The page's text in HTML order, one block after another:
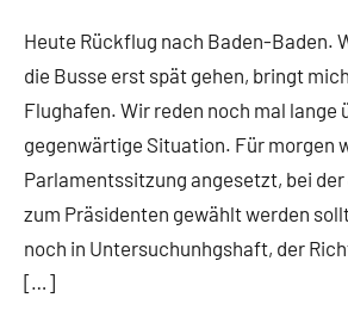
Heute Rückflug nach Baden-Baden.
die Busse erst spät gehen, bringt
Flughafen. Wir reden noch mal lange
gegenwärtige Situation. Für morgen
Parlamentssitzung angesetzt, bei
zum Präsidenten gewählt werden
noch in Untersuchunhgshaft, der
[…]